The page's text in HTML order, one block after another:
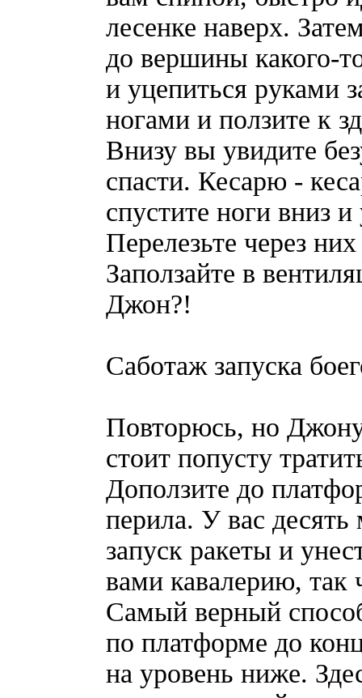
лесенке наверх.
до вершины какого-
и уцепиться руками
ногами и ползите к
Внизу вы увидите
спасти. Кесарю -
спустите ноги вниз
Перелезьте через
Заползайте в
Джон?!
Саботаж запуска
Повторюсь, но
стоит попусту
Доползите до
перила. У вас
запуск ракеты и
вами кавалерию, так
Самый верный
по платформе до
на уровень ниже.